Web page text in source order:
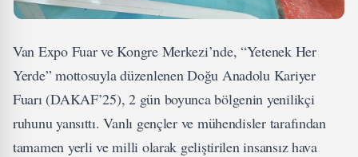
Van Expo Fuar ve Kongre Merkezi’nde, “Yetenek Her
Yerde” mottosuyla düzenlenen Doğu Anadolu Kariyer
Fuarı (DAKAF’25), 2 gün boyunca bölgenin yenilikçi
ruhunu yansıttı. Vanlı gençler ve mühendisler tarafından
tamamen yerli ve milli olarak geliştirilen insansız hava